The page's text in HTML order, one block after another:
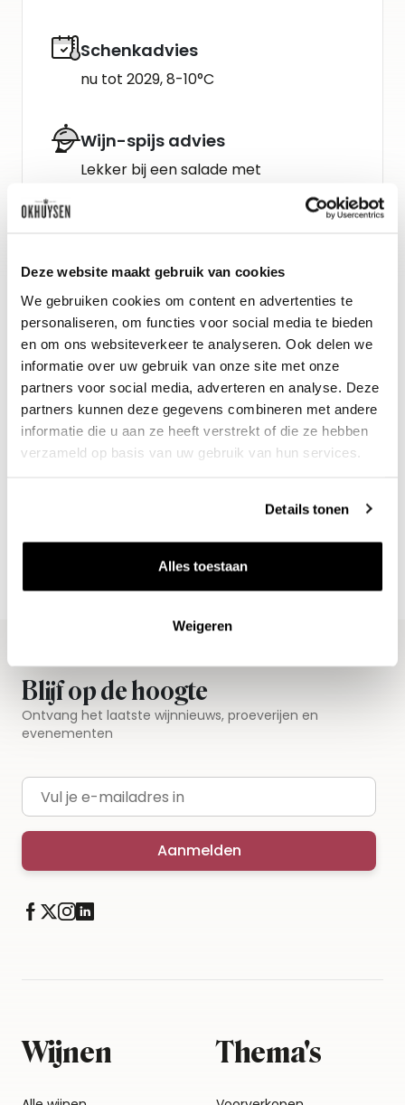
Deze website maakt gebruik van cookies
We gebruiken cookies om content en advertenties te
personaliseren, om functies voor social media te bieden
en om ons websiteverkeer te analyseren. Ook delen we
informatie over uw gebruik van onze site met onze
partners voor social media, adverteren en analyse. Deze
partners kunnen deze gegevens combineren met andere
informatie die u aan ze heeft verstrekt of die ze hebben
verzameld op basis van uw gebruik van hun services.
Details tonen
Alles toestaan
Weigeren
Schenkadvies
nu tot 2029, 8-10°C
Wijn-spijs advies
Lekker bij een salade met
geroosterde pompoen, vijgen, burrata
Nieuws & inspiratie in Vineé Vineuse
Vandaag voor 12.00 uur besteld, morgen in huis
Gratis thuisbezorgd vanaf €115,00
Iedere wijn per fles te bestellen
Blijf op de hoogte
Ontvang het laatste wijnnieuws, proeverijen en
evenementen
E-mailadres
Aanmelden
Wijnen Thema's